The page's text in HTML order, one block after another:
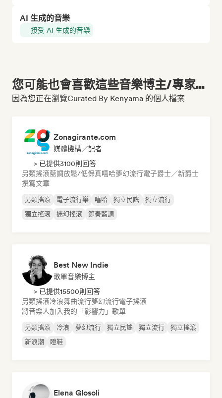
AI 生成的音樂
接受 AI 生成的音樂
您可能也會喜歡這些音樂博主/專家...
因為您正在瀏覽Curated By Kenyama 的個人檔案
Zonagirante.com
媒體機構／記者
> 已提供3100則回答
另類搖滾藍調放鬆/低保真嘻哈夢幻流行電子爵士／新爵士
撰寫文章
另類搖滾 電子流行樂 嘻哈 獨立民謠
獨立流行
獨立搖滾
迷幻搖滾 節奏藍調
Best New Indie
歌單音樂博主
> 已提供15500則回答
另類搖滾冷浪舞曲流行夢幻流行電子搖滾
將音樂人加入我的「影響力」歌單
另類搖滾 冷浪 夢幻流行 獨立民謠 獨立流行
獨立搖滾
新浪潮
瞪鞋
Elena Glosoli